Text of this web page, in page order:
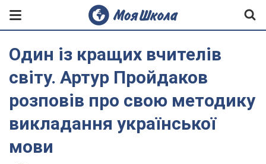
Один із кращих вчителів
світу. Артур Пройдаков
розповів про свою методику
викладання української
мови